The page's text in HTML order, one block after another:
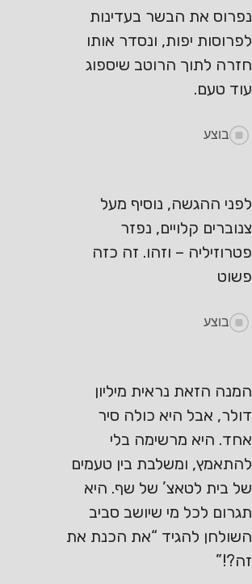
נפרוס את הבשר בעדינות
לפרוסות יפות, ונסדר אותו
חזרה לתוך הרוטב שיספוג
עוד טעם.
בוצע
לפני ההגשה, נוסיף מעל
צנוברים קלויים, נפזר
פטרוזיליה – וזהו. זה כזה
פשוט
בוצע
המנה הזאת נראית מיליון
דולר, אבל היא כולה סיר
אחד. היא מרשימה בלי
להתאמץ, ומשלבת בין טעמים
של בית לטאצ’ של שף. היא
תגרום לכל מי שיושב סביב
השולחן להגיד “את הכנת את
זה?!”